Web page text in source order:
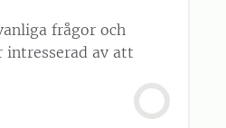
frågor och
intresserad av att